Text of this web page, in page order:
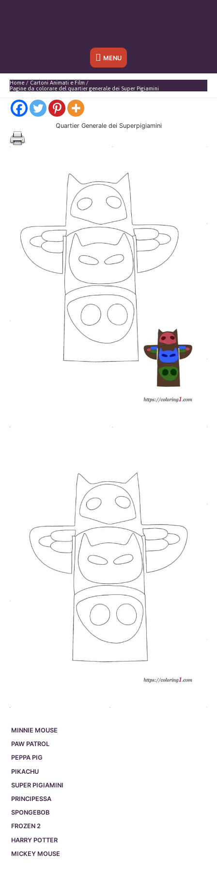
Sotto
l'header
MENU
Home Cartoni Animati e Film
Pagine da colorare del quartier generale dei Super Pigiamini
MINNIE MOUSE
PAW PATROL
PEPPA PIG
PIKACHU
SUPER PIGIAMINI
PRINCIPESSA
SPONGEBOB
FROZEN 2
HARRY POTTER
MICKEY MOUSE
Quartier Generale dei Superpigiamini